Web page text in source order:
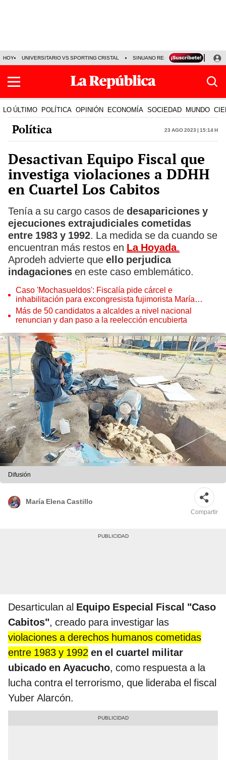
HOY UNIVERSITARIO VS SPORTING CRISTAL SINUANO RESULTADOS HOY
LO ÚLTIMO POLÍTICA OPINIÓN ECONOMÍA SOCIEDAD MUNDO
Política 23 Ago 2023 | 15:14 h
Desactivan Equipo Fiscal que
investiga violaciones a DDHH
en Cuartel Los Cabitos
Tenía a su cargo casos de desapariciones y
ejecuciones extrajudiciales cometidas
entre 1983 y 1992. La medida se da cuando se
encuentran más restos en La Hoyada.
Aprodeh advierte que ello perjudica
indagaciones en este caso emblemático.
Caso 'Mochasueldos': Fiscalía pide cárcel e
inhabilitación para excongresista fujimorista María
Cordero Jon Tay
Más de 50 candidatos a alcaldes a nivel nacional
renuncian y dan paso a la reelección encubierta
Difusión
María Elena Castillo
Compartir
Desarticulan al Equipo Especial Fiscal "Caso
Cabitos", creado para investigar las
violaciones a derechos humanos cometidas
entre 1983 y 1992 en el cuartel militar
ubicado en Ayacucho, como respuesta a la
lucha contra el terrorismo, que lideraba el fiscal
Yuber Alarcón.